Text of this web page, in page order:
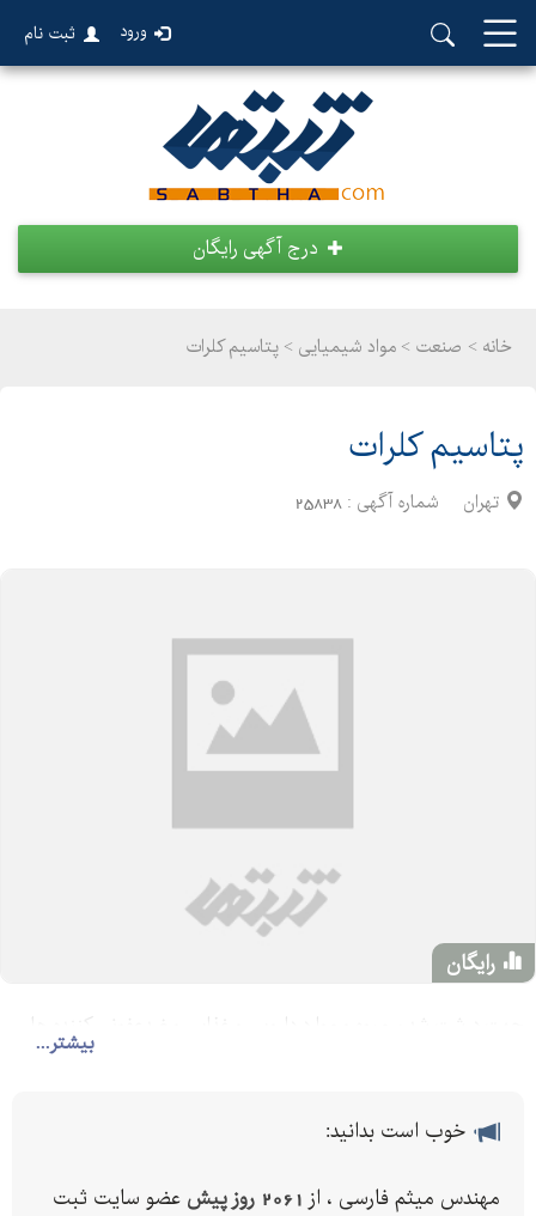
ورود ثبت نام
درج آگهی رایگان
خانه > صنعت > مواد شیمیایی > پتاسیم کلرات
پتاسیم کلرات
تهران شماره آگهی : 25838
رایگان
بیشتر...
خوب است بدانید:
مهندس میثم فارسی ، از 2061 روز پیش
عضو سایت ثبت